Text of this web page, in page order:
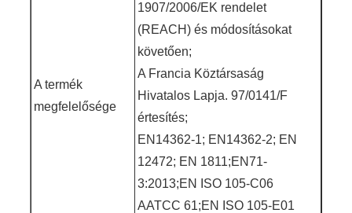
A termék
megfelelősége
1907/2006/EK rendelet
(REACH) és módosításokat
követően;
A Francia Köztársaság
Hivatalos Lapja. 97/0141/F
értesítés;
EN14362-1; EN14362-2; EN
12472; EN 1811;EN71-
3:2013;EN ISO 105-C06
AATCC 61;EN ISO 105-E01